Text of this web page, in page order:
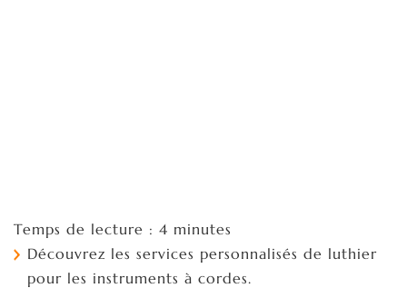
Temps de lecture : 4 minutes
Découvrez les services personnalisés de luthier
pour les instruments à cordes.